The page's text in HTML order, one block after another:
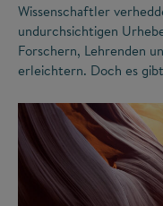
Wissenschaftler
undurchsichtigen
Forschern, Lehrenden
erleichtern. Doch es